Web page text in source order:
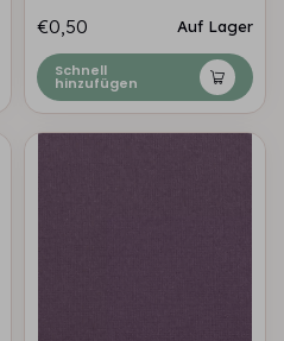
€0,50 Auf Lager
Schnell
hinzufügen